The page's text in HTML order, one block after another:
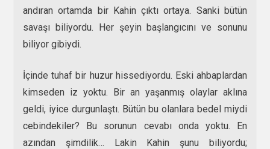
andıran ortamda bir Kahin çıktı ortaya. Sanki bütün
savaşı biliyordu. Her şeyin başlangıcını ve sonunu
biliyor gibiydi.
İçinde tuhaf bir huzur hissediyordu. Eski ahbaplardan
kimseden iz yoktu. Bir an yaşanmış olaylar aklına
geldi, iyice durgunlaştı. Bütün bu olanlara bedel miydi
cebindekiler? Bu sorunun cevabı onda yoktu. En
azından şimdilik… Lakin Kahin şunu biliyordu;